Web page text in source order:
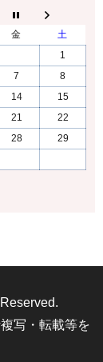
金
土
1
7
8
14
15
21
22
28
29
写・転載等を